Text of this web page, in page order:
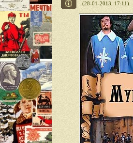
(28-01-2013, 17:11)